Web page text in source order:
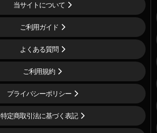
当サイトについて
ご利用ガイド
よくある質問
ご利用規約
プライバシーポリシー
特定商取引法に基づく表記